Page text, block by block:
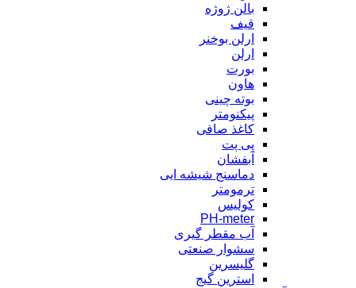
بالن ژوژه
قیف
ارلن بوخنر
ارلن
بورت
هاون
بوته چینی
پیکنومتر
کاغذ صافی
پی پت
آبفشان
دماسنج شیشه ایی
ترمومتر
کولیس
PH-meter
آب مقطر گیری
سشوار صنعتی
گليسرين
استرین گیج